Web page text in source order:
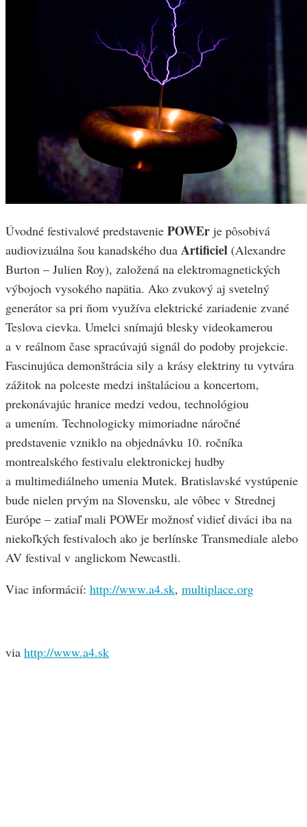
Úvodné festivalové predstavenie POWEr je pôsobivá
audiovizuálna šou kanadského dua Artificiel (Alexandre
Burton – Julien Roy), založená na elektromagnetických
výbojoch vysokého napätia. Ako zvukový aj svetelný
generátor sa pri ňom využíva elektrické zariadenie zvané
Teslova cievka. Umelci snímajú blesky videokamerou
a v reálnom čase spracúvajú signál do podoby projekcie.
Fascinujúca demonštrácia sily a krásy elektriny tu vytvára
zážitok na polceste medzi inštaláciou a koncertom,
prekonávajúc hranice medzi vedou, technológiou
a umením. Technologicky mimoriadne náročné
predstavenie vzniklo na objednávku 10. ročníka
montrealského festivalu elektronickej hudby
a multimediálneho umenia Mutek. Bratislavské vystúpenie
bude nielen prvým na Slovensku, ale vôbec v Strednej
Európe – zatiaľ mali POWEr možnosť vidieť diváci iba na
niekoľkých festivaloch ako je berlínske Transmediale alebo
AV festival v anglickom Newcastli.
Viac informácií: http://www.a4.sk, multiplace.org
via http://www.a4.sk